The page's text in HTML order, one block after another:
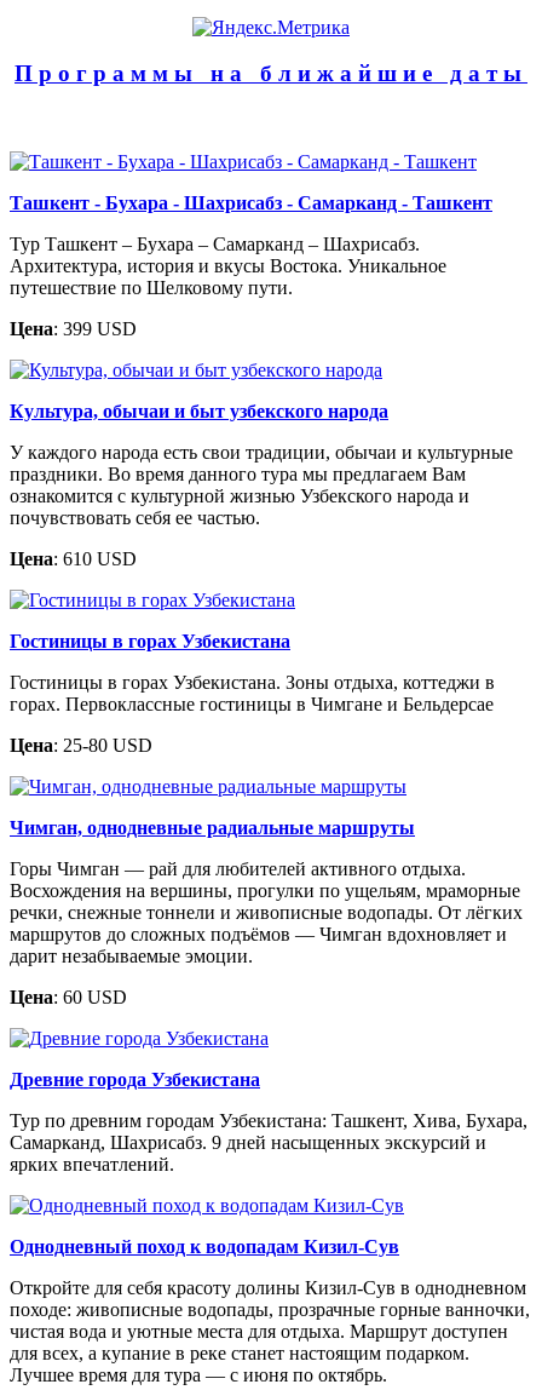
Программы на ближайшие даты
Ташкент - Бухара - Шахрисабз - Самарканд - Ташкент
Тур Ташкент – Бухара – Самарканд – Шахрисабз.
Архитектура, история и вкусы Востока. Уникальное
путешествие по Шелковому пути.
Цена: 399 USD
Культура, обычаи и быт узбекского народа
У каждого народа есть свои традиции, обычаи и культурные
праздники. Во время данного тура мы предлагаем Вам
ознакомится с культурной жизнью Узбекского народа и
почувствовать себя ее частью.
Цена: 610 USD
Гостиницы в горах Узбекистана
Гостиницы в горах Узбекистана. Зоны отдыха, коттеджи в
горах. Первоклассные гостиницы в Чимгане и Бельдерсае
Цена: 25-80 USD
Чимган, однодневные радиальные маршруты
Горы Чимган — рай для любителей активного отдыха.
Восхождения на вершины, прогулки по ущельям, мраморные
речки, снежные тоннели и живописные водопады. От лёгких
маршрутов до сложных подъёмов — Чимган вдохновляет и
дарит незабываемые эмоции.
Цена: 60 USD
Древние города Узбекистана
Тур по древним городам Узбекистана: Ташкент, Хива, Бухара,
Самарканд, Шахрисабз. 9 дней насыщенных экскурсий и
ярких впечатлений.
Однодневный поход к водопадам Кизил-Сув
Откройте для себя красоту долины Кизил-Сув в однодневном
походе: живописные водопады, прозрачные горные ванночки,
чистая вода и уютные места для отдыха. Маршрут доступен
для всех, а купание в реке станет настоящим подарком.
Лучшее время для тура — с июня по октябрь.